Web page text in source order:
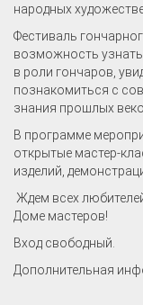
народных
Фестиваль
возможность
в роли гончаров,
познакомиться с
знания прошлых
В программе
открытые мастер-
изделий,
Ждем всех
Доме мастеров!
Вход свободный.
Дополнительная